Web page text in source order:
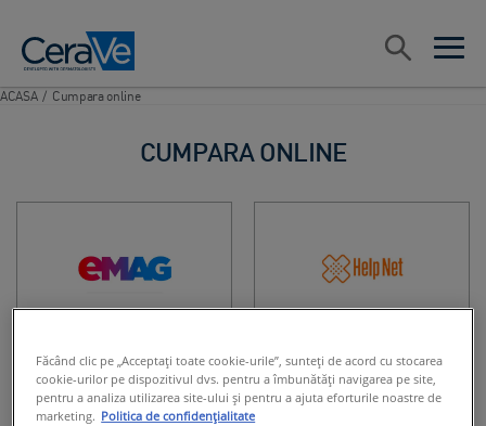
open
open
Cauta
ACASA / Cumpara online
CUMPARA ONLINE
Făcând clic pe „Acceptați toate cookie-urile”, sunteți de acord cu stocarea
cookie-urilor pe dispozitivul dvs. pentru a îmbunătăți navigarea pe site,
pentru a analiza utilizarea site-ului și pentru a ajuta eforturile noastre de
marketing. Politica de confidențialitate